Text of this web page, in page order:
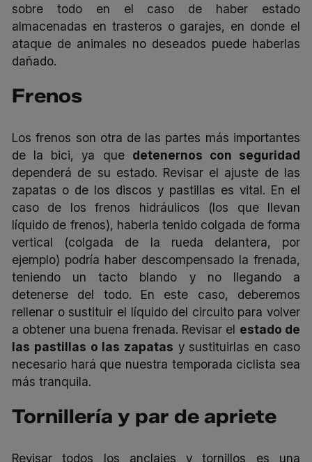
sobre todo en el caso de haber estado
almacenadas en trasteros o garajes, en donde el
ataque de animales no deseados puede haberlas
dañado.
Frenos
Los frenos son otra de las partes más importantes
de la bici, ya que detenernos con seguridad
dependerá de su estado. Revisar el ajuste de las
zapatas o de los discos y pastillas es vital. En el
caso de los frenos hidráulicos (los que llevan
líquido de frenos), haberla tenido colgada de forma
vertical (colgada de la rueda delantera, por
ejemplo) podría haber descompensado la frenada,
teniendo un tacto blando y no llegando a
detenerse del todo. En este caso, deberemos
rellenar o sustituir el líquido del circuito para volver
a obtener una buena frenada. Revisar el estado de
las pastillas o las zapatas y sustituirlas en caso
necesario hará que nuestra temporada ciclista sea
más tranquila.
Tornillería y par de apriete
Revisar todos los anclajes y tornillos es una